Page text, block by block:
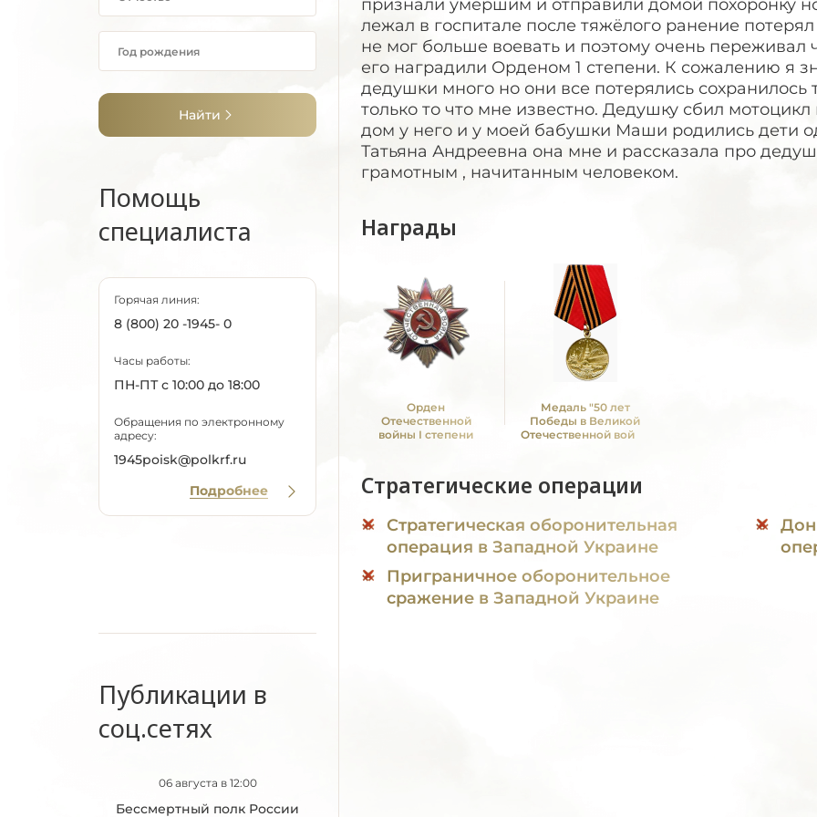
Найти
Помощь
специалиста
Горячая линия:
8 (800) 20 -1945- 0
Часы работы:
ПН-ПТ с 10:00 до 18:00
Обращения по электронному
адресу:
1945poisk@polkrf.ru
Подробнее
Публикации в
соц.сетях
06 августа в 12:00
Бессмертный полк России
признали умершим и отправили домой похоронку
лежал в госпитале после тяжёлого ранение
не мог больше воевать и поэтому очень переживал
его наградили Орденом 1 степени. К сожалению я
дедушки много но они все потерялись сохранилось
только то что мне известно. Дедушку сбил
дом у него и у моей бабушки Маши родились дети
Татьяна Андреевна она мне и рассказала про
грамотным , начитанным человеком.
Награды
Орден
Отечественной
войны I степени
Медаль "50 лет
Победы в Великой
Отечественной войне
Стратегические операции
Стратегическая оборонительная
операция в Западной Украине
Приграничное оборонительное
сражение в Западной Украине